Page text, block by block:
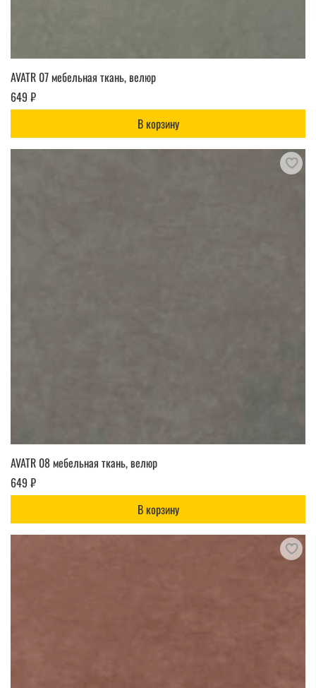
AVATR 07 мебельная ткань, велюр
649 ₽
В корзину
AVATR 08 мебельная ткань, велюр
649 ₽
В корзину